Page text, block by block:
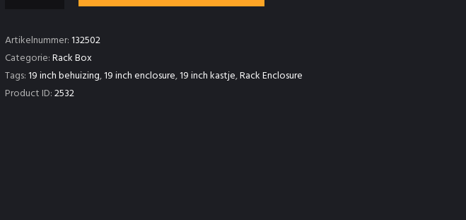
Box
2HE
250mm
diep
Artikelnummer:132502
Categorie:Rack Box
Tags:19 inch behuizing,19 inch enclosure,19 inch kastje,Rack Enclosure
Product ID:2532